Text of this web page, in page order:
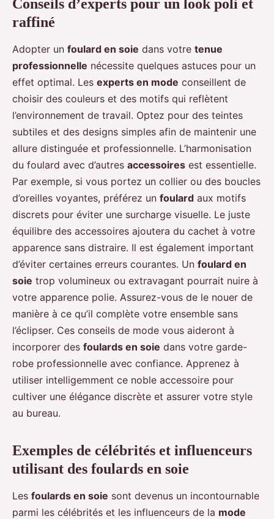
Conseils d’experts pour un look poli et
raffiné
Adopter un foulard en soie dans votre tenue
professionnelle nécessite quelques astuces pour un
effet optimal. Les experts en mode conseillent de
choisir des couleurs et des motifs qui reflètent
l’environnement de travail. Optez pour des teintes
subtiles et des designs simples afin de maintenir une
allure distinguée et professionnelle. L’harmonisation
du foulard avec d’autres accessoires est essentielle.
Par exemple, si vous portez un collier ou des boucles
d’oreilles voyantes, préférez un foulard aux motifs
discrets pour éviter une surcharge visuelle. Le juste
équilibre des accessoires ajoutera du cachet à votre
apparence sans distraire. Il est également important
d’éviter certaines erreurs courantes. Un foulard en
soie trop volumineux ou extravagant pourrait nuire à
votre apparence polie. Assurez-vous de le nouer de
manière à ce qu’il complète votre ensemble sans
l’éclipser. Ces conseils de mode vous aideront à
incorporer des foulards en soie dans votre garde-
robe professionnelle avec confiance. Apprenez à
utiliser intelligemment ce noble accessoire pour
cultiver une élégance discrète et assurer votre style
au bureau.
Exemples de célébrités et influenceurs
utilisant des foulards en soie
Les foulards en soie sont devenus un incontournable
parmi les célébrités et les influenceurs de la mode